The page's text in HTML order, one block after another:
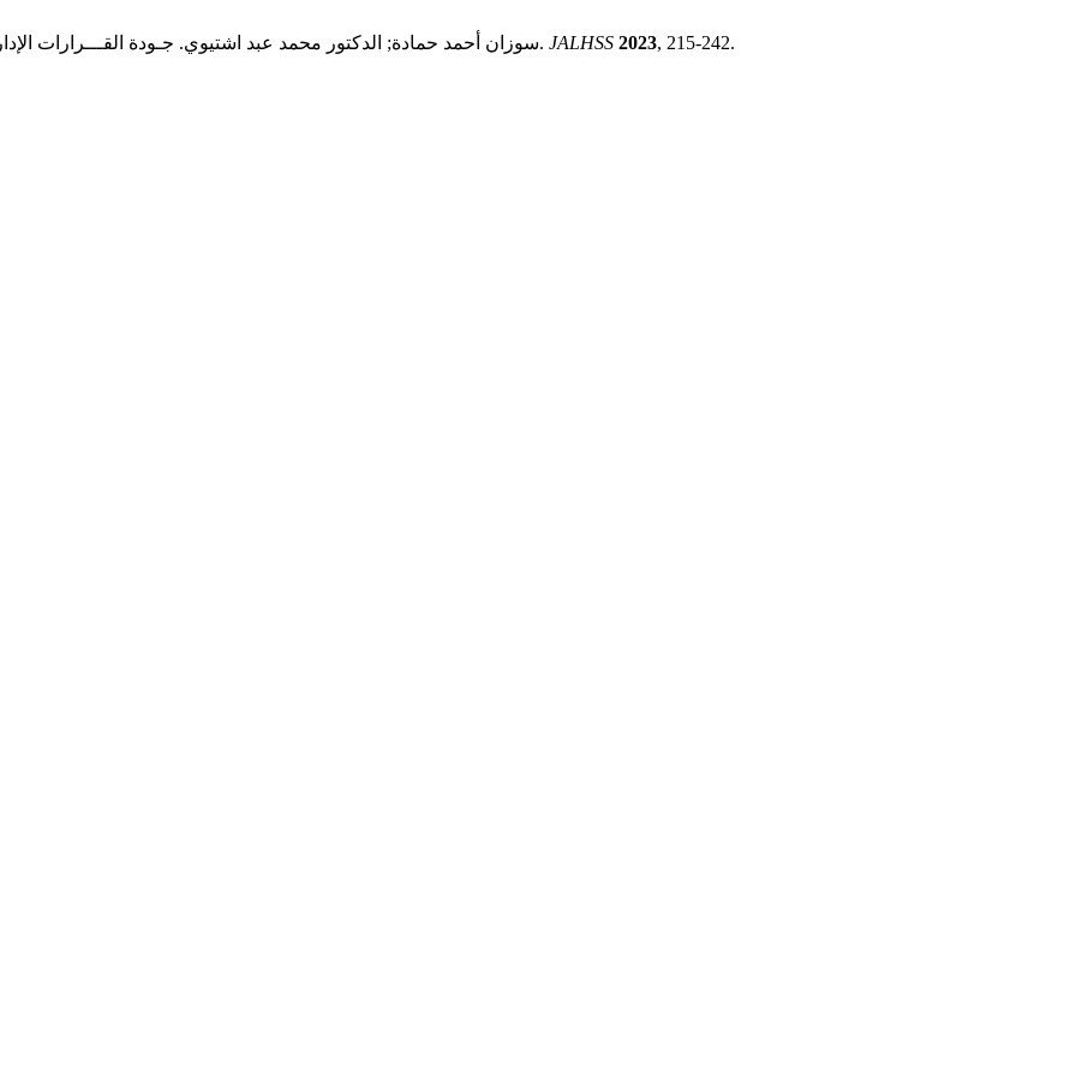
سوزان أحمد حمادة; الدكتور محمد عبد اشتيوي. جـودة القـــرارات الإداريـة فــي ضوء ممارس الإدارة المرئيـة بجامعة الأقصى في قطاع غزة. JALHSS 2023, 215-242.